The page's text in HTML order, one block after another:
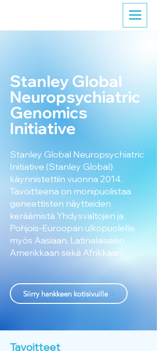
Stanley Global
Neuropsychiatric
Genomics
Initiative
Stanley Global Neuropsychiatric
Initiative (Stanley Global)
käynnistettiin vuonna 2014.
Tavoitteena on monipuolistaa
geneettisten näytteiden
keräämistä Yhdysvaltojen ja
Pohjois-Euroopan ulkopuolelle
myös Aasiaan, Latinalaiseen
Amerikkaan sekä Afrikkaan.
Siirry hankkeen kotisivuille
Tavoitteet